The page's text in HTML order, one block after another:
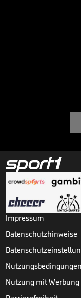
Impressum
Datenschutzhinweise
Nutzungsbedingungen
Nutzung mit Werbung